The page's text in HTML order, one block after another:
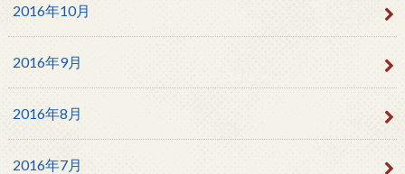
2016年10月
2016年9月
2016年8月
2016年7月